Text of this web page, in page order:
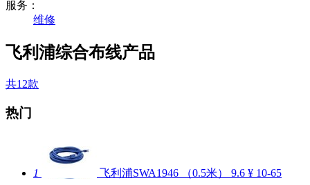
服务：
维修
飞利浦综合布线产品
共12款
热门
1 飞利浦SWA1946 （0.5米） 9.6 ¥ 10-65